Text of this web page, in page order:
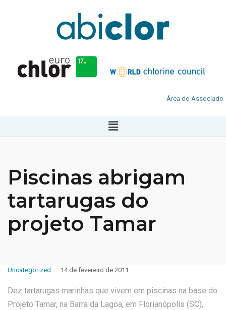
Área do Associado
Piscinas abrigam
tartarugas do
projeto Tamar
Uncategorized 14 de fevereiro de 2011
Dez tartarugas marinhas que vivem em piscinas na base do
Projeto Tamar, na Barra da Lagoa, em Florianópolis (SC),